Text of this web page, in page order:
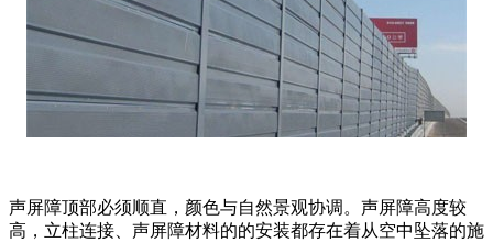
声屏障顶部必须顺直，颜色与自然景观协调。声屏障高度较
高，立柱连接、声屏障材料的的安装都存在着从空中坠落的施